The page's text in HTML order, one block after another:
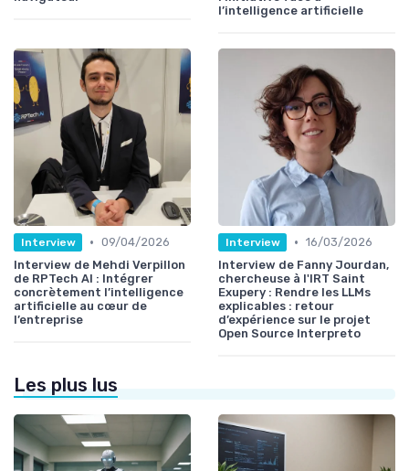
l’intelligence artificielle
Interview • 09/04/2026
Interview de Mehdi Verpillon
de RPTech AI : Intégrer
concrètement l’intelligence
artificielle au cœur de
l’entreprise
Interview • 16/03/2026
Interview de Fanny Jourdan,
chercheuse à l'IRT Saint
Exupery : Rendre les LLMs
explicables : retour
d’expérience sur le projet
Open Source Interpreto
Les plus lus